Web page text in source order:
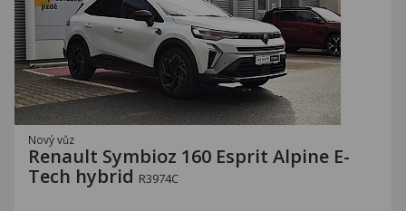
Nový vůz
Renault Symbioz 160 Esprit Alpine E-
Tech hybrid R3974C